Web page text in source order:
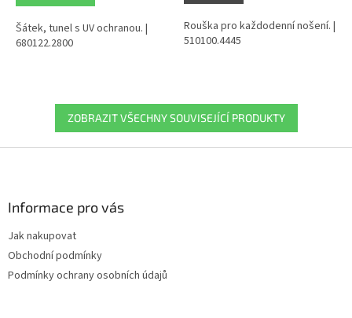
Šátek, tunel s UV ochranou. |
680122.2800
Rouška pro každodenní nošení. |
510100.4445
ZOBRAZIT VŠECHNY SOUVISEJÍCÍ PRODUKTY
Informace pro vás
Jak nakupovat
Obchodní podmínky
Podmínky ochrany osobních údajů